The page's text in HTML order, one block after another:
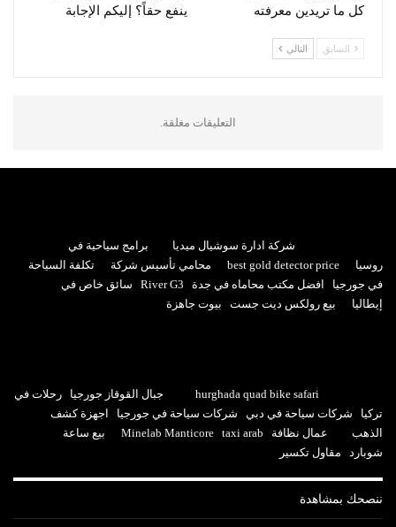
كل ما تريدين معرفته
ينفع حقاً؟ إليكم الإجابة
السابق التالي
التعليقات مغلقة.
شركة ادارة سوشيال ميديا
برامج سياحية في
روسيا
best gold detector price محامي تأسيس شركة
تكلفة السياحة
في جورجيا
افضل مكتب محاماه في جدة River G3
سائق خاص في
إيطاليا
بيع رولكس ديت جست بيوت جاهزة
hurghada quad bike safari جبال القوقاز جورجيا
رحلات في
تركيا
شركات سياحة في دبي شركات سياحة في جورجيا
اجهزة كشف
الذهب
عمال نظافة Minelab Manticore taxi arab
بيع ساعة
شوبارد
مقاول تكسير
ننصحك بمشاهدة